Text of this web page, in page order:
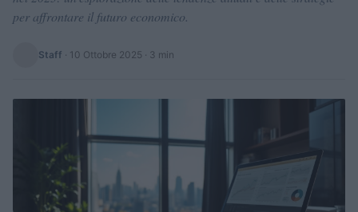
per affrontare il futuro economico.
Staff · 10 Ottobre 2025 · 3 min